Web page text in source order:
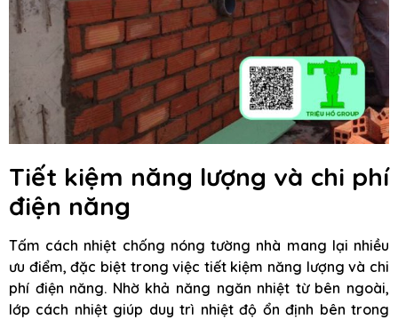
Tiết kiệm năng lượng và chi phí
điện năng
Tấm cách nhiệt chống nóng tường nhà mang lại nhiều
ưu điểm, đặc biệt trong việc tiết kiệm năng lượng và chi
phí điện năng. Nhờ khả năng ngăn nhiệt từ bên ngoài,
lớp cách nhiệt giúp duy trì nhiệt độ ổn định bên trong